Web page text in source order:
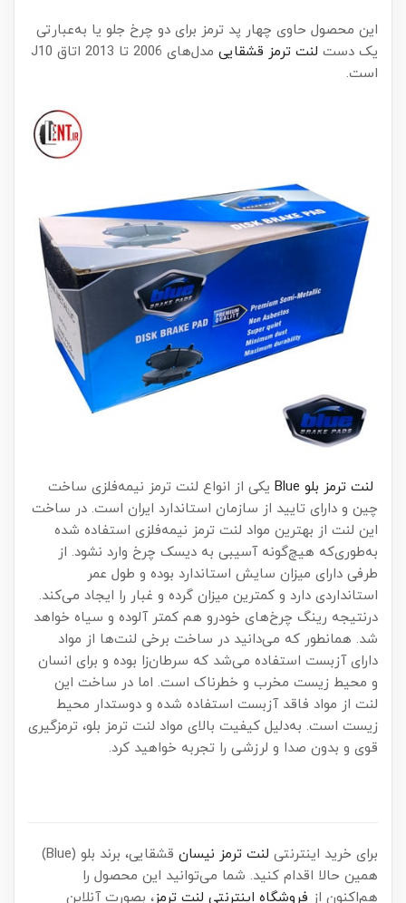
این محصول حاوی چهار پد ترمز برای دو چرخ جلو یا به‌عبارتی
یک دست لنت ترمز قشقایی
مدل‌های 2006 تا 2013 اتاق J10
است.
لنت ترمز بلو Blue
یکی از انواع لنت ترمز نیمه‌فلزی ساخت
چین و دارای تایید از سازمان استاندارد ایران است. در ساخت
این لنت از بهترین مواد لنت ترمز نیمه‌فلزی استفاده شده
به‌طوری‌که هیچ‌گونه آسیبی به دیسک چرخ وارد نشود. از
طرفی دارای میزان سایش استاندارد بوده و طول عمر
استانداردی دارد و کمترین میزان گرده و غبار را ایجاد می‌کند.
درنتیجه رینگ چرخ‌های خودرو هم کمتر آلوده و سیاه خواهد
شد. همانطور که می‌دانید در ساخت برخی لنت‌ها از مواد
دارای آزبست استفاده می‌شد که سرطان‌زا بوده و برای انسان
و محیط زیست مخرب و خطرناک است. اما در ساخت این
لنت از مواد فاقد آزبست استفاده شده و دوستدار محیط
زیست است. به‌دلیل کیفیت بالای مواد لنت ترمز بلو، ترمزگیری
قوی و بدون صدا و لرزشی را تجربه خواهید کرد.
برای خرید اینترنتی لنت ترمز نیسان
قشقایی، برند بلو (Blue)
همین حالا اقدام کنید. شما می‌توانید این محصول را
هم‌اکنون از فروشگاه اینترنتی لنت ترمز، بصورت آنلاین